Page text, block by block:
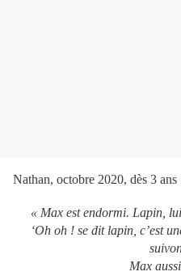
Nathan, octobre 2020, dès 3 ans
« Max est endormi. Lapin,
‘Oh oh ! se dit lapin, c’est
Max